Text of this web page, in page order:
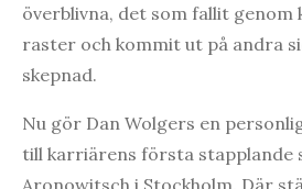
överblivna, det som fallit genom
raster och kommit ut på andra
skepnad.
Nu gör Dan Wolgers en
till karriärens första stapplande
Aronowitsch i Stockholm. Där